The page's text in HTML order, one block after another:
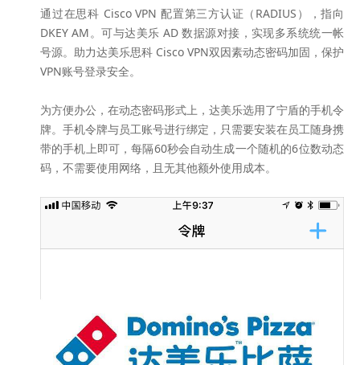
通过在思科 Cisco VPN 配置第三方认证（RADIUS），指向
DKEY AM。可与达美乐 AD 数据源对接，实现多系统统一帐
号源。助力达美乐思科 Cisco VPN双因素动态密码加固，保护
VPN账号登录安全。
为方便办公，在动态密码形式上，达美乐选用了宁盾的手机令
牌。手机令牌与员工账号进行绑定，只需要安装在员工随身携
带的手机上即可，每隔60秒会自动生成一个随机的6位数动态
码，不需要使用网络，且无其他额外使用成本。